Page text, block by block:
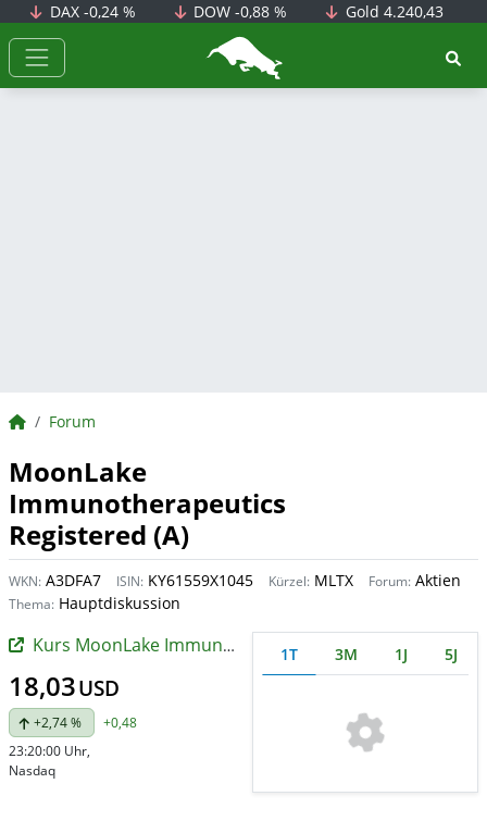
DAX -0,24 % DOW-0,88 % Gold 4.240,43
BörsenNEWS.de
BörsenNEWS.de
Forum
MoonLake
Immunotherapeutics
Registered (A)
WKN: A3DFA7 ISIN: KY61559X1045 Kürzel: MLTX Forum: Aktien
Thema: Hauptdiskussion
Kurs MoonLake Immunotherapeutics Registered (A)
18,03USD
+2,74 %
+0,48
23:20:00 Uhr,
Nasdaq
1T 3M 1J 5J